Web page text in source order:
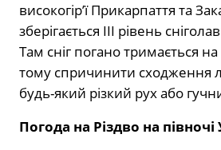
високогір’ї Прикарпаття та
зберігається III рівень
Там сніг погано тримається
тому спричинити сходження
будь-який різкий рух або
Погода на Різдво на півночі